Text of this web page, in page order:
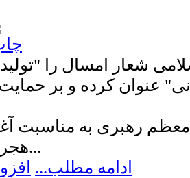
شعار امسال را
عنوان کرده و بر
هجری شمسی به...
ادامه مطلب...